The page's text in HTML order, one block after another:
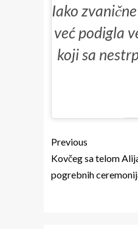
Iako
već podigla
koji sa
Previous
Kovčeg sa telom
pogrebnih